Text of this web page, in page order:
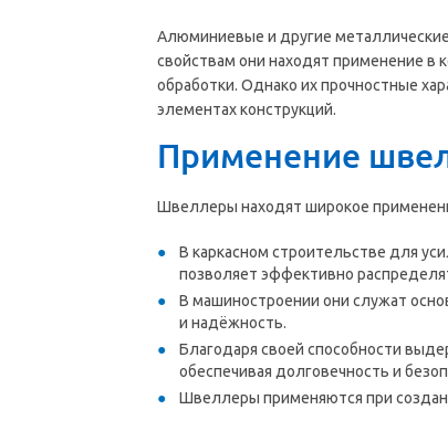
Алюминиевые и другие
свойствам они находят применение в
обработки. Однако их прочностные
элементах конструкций.
Применение
Швеллеры находят широкое
В каркасном строительстве для
позволяет эффективно
В машиностроении они служат
и надёжность.
Благодаря своей способности
обеспечивая долговечность и
Швеллеры применяются при